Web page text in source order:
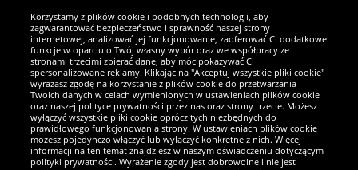
Partnerzy i bezpieczeństwo
Jesteśmy wyjątkowi
Korzystamy z plików cookie i podobnych technologii, aby
zagwarantować bezpieczeństwo i sprawność naszej strony
internetowej, analizować jej funkcjonowanie, zaoferować Ci dodatkowe
funkcje w oparciu o Twój własny wybór oraz we współpracy ze
stronami trzecimi zbierać dane, aby móc pokazywać Ci
spersonalizowane reklamy. Klikając na "Akceptuj wszystkie pliki cookie"
wyrażasz zgodę na korzystanie z plików cookie do przetwarzania
Twoich danych w celach wymienionych w ustawieniach plików cookie
oraz naszej polityce prywatności przez nas oraz strony trzecie. Możesz
wyłączyć wszystkie pliki cookie oprócz tych niezbędnych do
prawidłowego funkcjonowania strony. W ustawieniach plików cookie
możesz pojedynczo włączyć lub wyłączyć konkretne z nich. Więcej
informacji na ten temat znajdziesz w naszym oświadczeniu dotyczącym
polityki prywatności. Wyrażenie zgody jest dobrowolne i nie jest